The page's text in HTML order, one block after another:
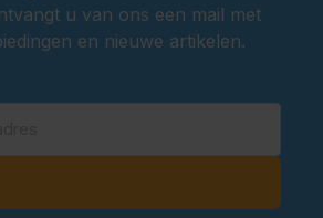
u van ons een mail met
en nieuwe artikelen.